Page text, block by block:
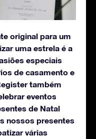
original para um
uma estrela é a
especiais
de casamento e
também
eventos
de Natal
nossos presentes
várias